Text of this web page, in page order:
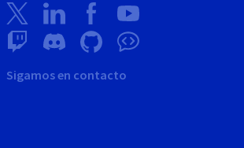
Sigamos en contacto